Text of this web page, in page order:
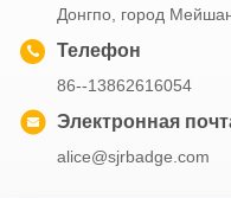
Донгпо, город
Телефон
86--13862616054
Электронная
alice@sjrbadge.com